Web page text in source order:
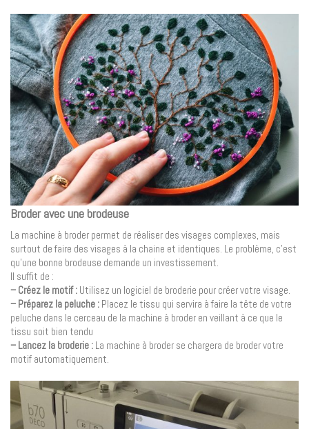
Broder avec une brodeuse
La machine à broder permet de réaliser des visages complexes, mais
surtout de faire des visages à la chaine et identiques. Le problème, c’est
qu’une bonne brodeuse demande un investissement.
Il suffit de :
– Créez le motif : Utilisez un logiciel de broderie pour créer votre visage.
– Préparez la peluche : Placez le tissu qui servira à faire la tête de votre
peluche dans le cerceau de la machine à broder en veillant à ce que le
tissu soit bien tendu
– Lancez la broderie : La machine à broder se chargera de broder votre
motif automatiquement.